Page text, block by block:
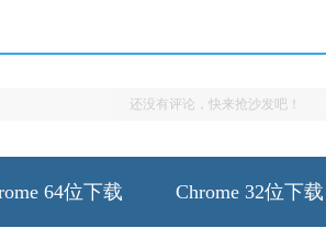
还没有评论，快来抢沙发吧！
64位下载 Chrome 32位下载